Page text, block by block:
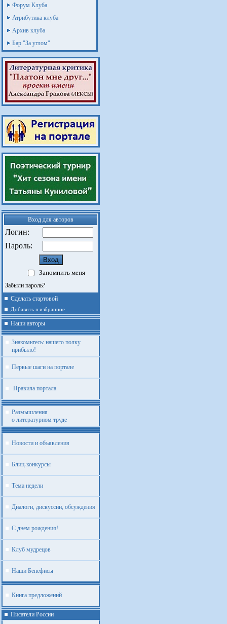
Форум Клуба
Атрибутика клуба
Архив клуба
Бар "За углом"
Вход для авторов
Логин:
Пароль:
Запомнить меня
Забыли пароль?
Сделать стартовой
Добавить в избранное
Наши авторы
Знакомьтесь: нашего полку
прибыло!
Первые шаги на портале
Правила портала
Размышления
о литературном труде
Новости и объявления
Блиц-конкурсы
Тема недели
Диалоги, дискуссии, обсуждения
С днем рождения!
Клуб мудрецов
Наши Бенефисы
Книга предложений
Писатели России